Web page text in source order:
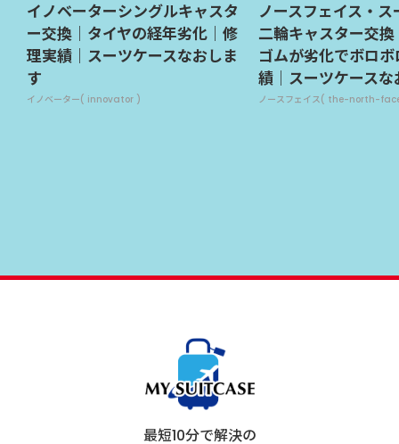
イノベーターシングルキャスタ
ー交換｜タイヤの経年劣化｜修
理実績｜スーツケースなおしま
す
イノベーター( innovator )
ノースフェイス・ス
二輪キャスター交
ゴムが劣化でボロ
績｜スーツケースな
ノースフェイス( the-north-
最短10分で解決の